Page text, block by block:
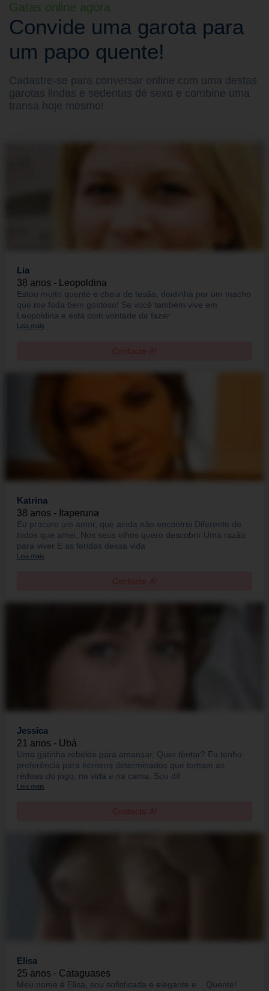
Gatas online agora
Convide uma garota para
um papo quente!
Cadastre-se para conversar online com uma destas
garotas lindas e sedentas de sexo e combine uma
transa hoje mesmo!
Lia
38 anos - Leopoldina
Estou muito quente e cheia de tesão, doidinha por um macho
que me foda bem gostoso! Se você também vive em
Leopoldina e está com vontade de fazer
Leia mais
Contacte-A!
Katrina
38 anos - Itaperuna
Eu procuro um amor, que ainda não encontrei Diferente de
todos que amei, Nos seus olhos quero descobrir Uma razão
para viver E as feridas dessa vida
Leia mais
Contacte-A!
Jessica
21 anos - Ubá
Uma gatinha rebelde para amansar. Quer tentar? Eu tenho
preferência para homens determinados que tomam as
rédeas do jogo, na vida e na cama. Sou dif
Leia mais
Contacte-A!
Elisa
25 anos - Cataguases
Meu nome é Elisa, sou sofisticada e elegante e... Quente!